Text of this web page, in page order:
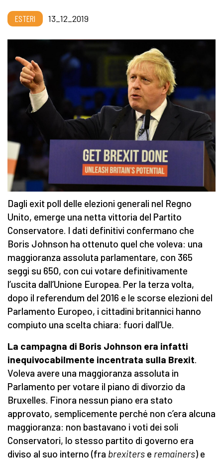
ESTERI 13_12_2019
Dagli exit poll delle elezioni generali nel Regno
Unito, emerge una netta vittoria del Partito
Conservatore. I dati definitivi confermano che
Boris Johnson ha ottenuto quel che voleva: una
maggioranza assoluta parlamentare, con 365
seggi su 650, con cui votare definitivamente
l’uscita dall’Unione Europea. Per la terza volta,
dopo il referendum del 2016 e le scorse elezioni del
Parlamento Europeo, i cittadini britannici hanno
compiuto una scelta chiara: fuori dall’Ue.
La campagna di Boris Johnson era infatti
inequivocabilmente incentrata sulla Brexit.
Voleva avere una maggioranza assoluta in
Parlamento per votare il piano di divorzio da
Bruxelles. Finora nessun piano era stato
approvato, semplicemente perché non c’era alcuna
maggioranza: non bastavano i voti dei soli
Conservatori, lo stesso partito di governo era
diviso al suo interno (fra brexiters e remainers) e